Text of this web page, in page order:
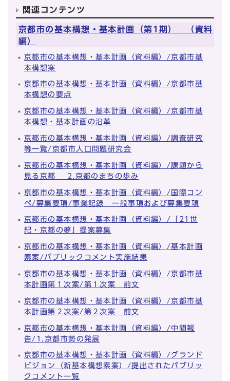
関連コンテンツ
京都市の基本構想・基本計画（第1期） （資料
編）
京都市の基本構想・基本計画（資料編）/京都市基
本構想案
京都市の基本構想・基本計画（資料編）/京都市基
本構想の要点
京都市の基本構想・基本計画（資料編）/京都市基
本構想・基本計画の沿革
京都市の基本構想・基本計画（資料編）/調査研究
等一覧/京都市人口問題研究会
京都市の基本構想・基本計画（資料編）/課題から
見る京都 2.京都のまちの歩み
京都市の基本構想・基本計画（資料編）/国際コン
ペ/募集要項/事業記録 一般事項および募集要項
京都市の基本構想・基本計画（資料編）/「21世
紀・京都の夢」提案募集
京都市の基本構想・基本計画（資料編）/基本計画
素案/パブリックコメント実施結果
京都市の基本構想・基本計画（資料編）/京都市基
本計画第１次案/第１次案 前文
京都市の基本構想・基本計画（資料編）/京都市基
本計画第２次案/第２次案 前文
京都市の基本構想・基本計画（資料編）/中間報
告/1.京都市勢の発展
京都市の基本構想・基本計画（資料編）/グランド
ビジョン（新基本構想素案）/提出されたパブリッ
クコメント一覧